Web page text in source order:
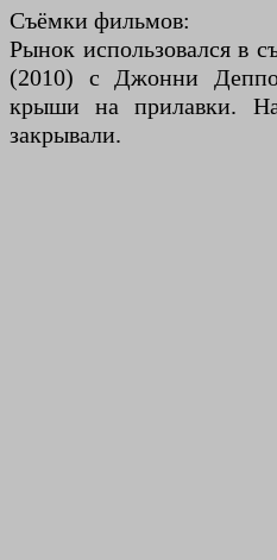
Съёмки фильмов:
Рынок использовался в
(2010) с Джонни
крыши на прилавки.
закрывали.